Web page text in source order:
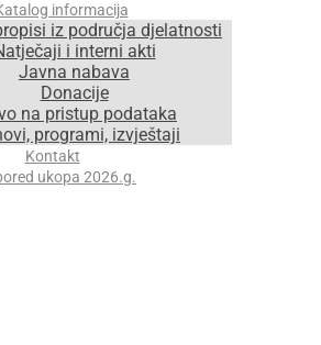
informacija
iz područja djelatnosti
i interni akti
Javna nabava
Donacije
na pristup podataka
programi, izvještaji
Kontakt
ukopa 2026.g.